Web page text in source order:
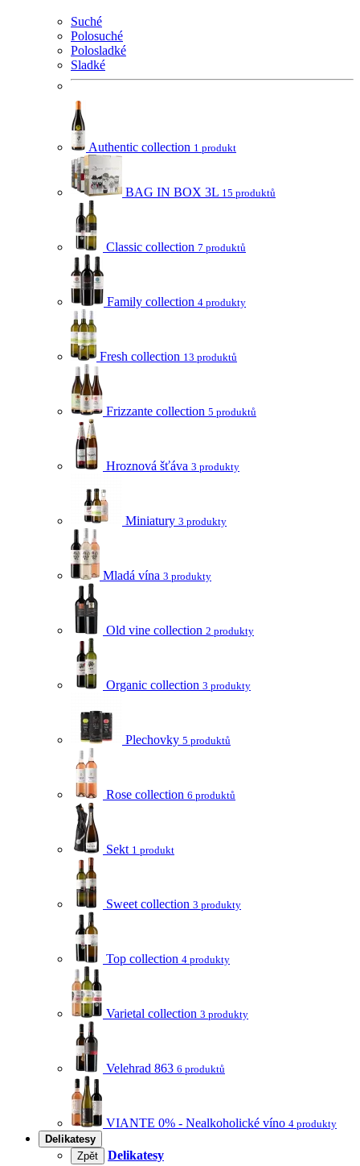
Suché
Polosuché
Polosladké
Sladké
Authentic collection 1 produkt
BAG IN BOX 3L 15 produktů
Classic collection 7 produktů
Family collection 4 produkty
Fresh collection 13 produktů
Frizzante collection 5 produktů
Hroznová šťáva 3 produkty
Miniatury 3 produkty
Mladá vína 3 produkty
Old vine collection 2 produkty
Organic collection 3 produkty
Plechovky 5 produktů
Rose collection 6 produktů
Sekt 1 produkt
Sweet collection 3 produkty
Top collection 4 produkty
Varietal collection 3 produkty
Velehrad 863 6 produktů
VIANTE 0% - Nealkoholické víno 4 produkty
Delikatesy
Zpět
Delikatesy